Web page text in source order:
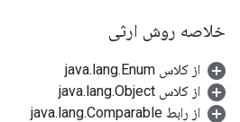
خلاصه روش ارثی
از کلاس java.lang.Enum
از کلاس java.lang.Object
از رابط java.lang.Comparable